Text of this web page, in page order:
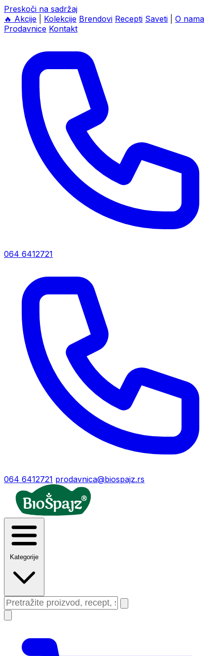
Preskoči na sadržaj
🔥 Akcije Kolekcije Brendovi Recepti Saveti
O nama
Prodavnice Kontakt
064 6412721
064 6412721 prodavnica@biospajz.rs
Kategorije